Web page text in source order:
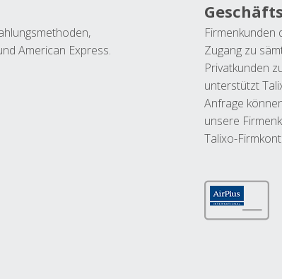
American Express.
Firmenkunden
Zugang zu
Privatkunden
unterstützt
Anfrage
unsere
Talixo-